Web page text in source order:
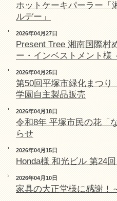
ホットケーキパーラー「
ルデー」
2026年04月27日
Present Tree 湘南国際村
ー・インベストメント様
2026年04月25日
第50回平塚市緑化まつ
学園自主製品販売
2026年04月18日
令和8年 平塚市民の花「
らせ
2026年04月15日
Honda様 和光ビル 第24
2026年04月10日
家具の大正堂様に感謝！